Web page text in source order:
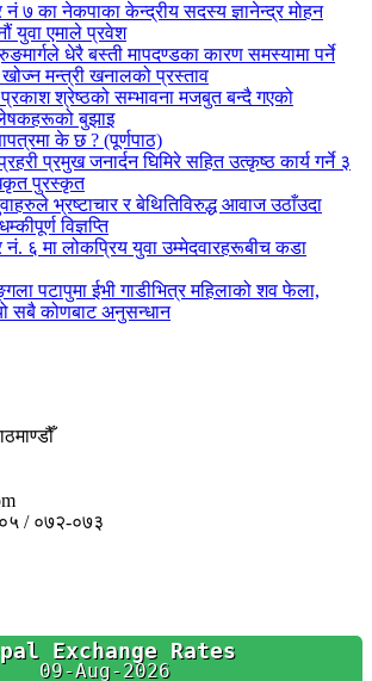
नं ७ का नेकपाका केन्द्रीय सदस्य ज्ञानेन्द्र मोहन
युवा एमाले प्रवेश
धेरै बस्ती मापदण्डका कारण समस्यामा पर्ने
मन्त्री खनालको प्रस्ताव
श्रेष्ठको सम्भावना मजबुत बन्दै गएको
बुझाइ
के छ ? (पूर्णपाठ)
प्रमुख जनार्दन घिमिरे सहित उत्कृष्ठ कार्य गर्ने ३
पुरस्कृत
भ्रष्टाचार र बेथितिविरुद्ध आवाज उठाँउदा
विज्ञप्ति
नं. ६ मा लोकप्रिय युवा उम्मेदवारहरूबीच कडा
पटापुमा ईभी गाडीभित्र महिलाको शव फेला,
सबै कोणबाट अनुसन्धान
/ ०७२-०७३